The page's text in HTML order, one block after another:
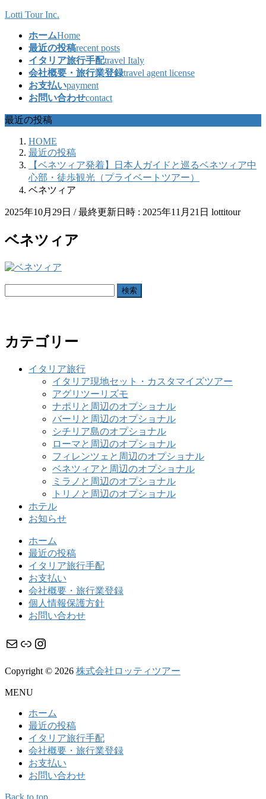
コ
ッ
プ
ナ
移
動
Lotti Tour Inc.
ホームHome
最近の投稿recent posts
イタリア旅行手配travel Italy
会社概要・旅行業登録travel agent license
お支払いpayment
お問い合わせcontact
最近の投稿
HOME
最近の投稿
【ベネツィア発着】日本人ガイドと巡るベネツィア中
心部・徒歩観光（プライベートツアー）
ベネツィア
2025年10月29日 / 最終更新日時 : 2025年11月21日 lottitour
ベネツィア
カテゴリー
イタリア旅行
イタリア現地セット・カスタマイズツアー
アグリツーリズモ
ナポリと周辺のオプショナル
バーリと周辺のオプショナル
シチリア島のオプショナル
ローマと周辺のオプショナル
フィレンツェと周辺のオプショナル
ベネツィアと周辺のオプショナル
ミラノと周辺のオプショナル
トリノと周辺のオプショナル
ホテル
お知らせ
ホーム
最近の投稿
イタリア旅行手配
お支払い
会社概要・旅行業登録
個人情報保護方針
お問い合わせ
メール リンク Instagram
Copyright © 2026 株式会社ロッティツアー
MENU
ホーム
最近の投稿
イタリア旅行手配
会社概要・旅行業登録
お支払い
お問い合わせ
Back to top